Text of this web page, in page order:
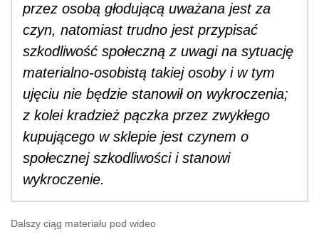
przez osobą głodującą uważana jest za
czyn, natomiast trudno jest przypisać
szkodliwość społeczną z uwagi na sytuację
materialno-osobistą takiej osoby i w tym
ujęciu nie będzie stanowił on wykroczenia;
z kolei kradzież pączka przez zwykłego
kupującego w sklepie jest czynem o
społecznej szkodliwości i stanowi
wykroczenie.
Dalszy ciąg materiału pod wideo